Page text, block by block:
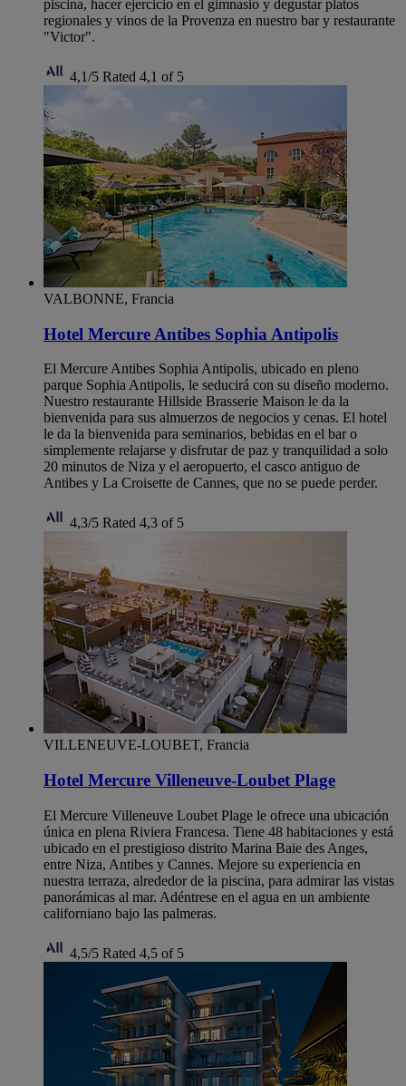
piscina, hacer ejercicio en el gimnasio y degustar platos
regionales y vinos de la Provenza en nuestro bar y restaurante
"Victor".
4,1/5 Rated 4,1 of 5
VALBONNE, Francia
Hotel Mercure Antibes Sophia Antipolis
El Mercure Antibes Sophia Antipolis, ubicado en pleno
parque Sophia Antipolis, le seducirá con su diseño moderno.
Nuestro restaurante Hillside Brasserie Maison le da la
bienvenida para sus almuerzos de negocios y cenas. El hotel
le da la bienvenida para seminarios, bebidas en el bar o
simplemente relajarse y disfrutar de paz y tranquilidad a solo
20 minutos de Niza y el aeropuerto, el casco antiguo de
Antibes y La Croisette de Cannes, que no se puede perder.
4,3/5 Rated 4,3 of 5
VILLENEUVE-LOUBET, Francia
Hotel Mercure Villeneuve-Loubet Plage
El Mercure Villeneuve Loubet Plage le ofrece una ubicación
única en plena Riviera Francesa. Tiene 48 habitaciones y está
ubicado en el prestigioso distrito Marina Baie des Anges,
entre Niza, Antibes y Cannes. Mejore su experiencia en
nuestra terraza, alrededor de la piscina, para admirar las vistas
panorámicas al mar. Adéntrese en el agua en un ambiente
californiano bajo las palmeras.
4,5/5 Rated 4,5 of 5